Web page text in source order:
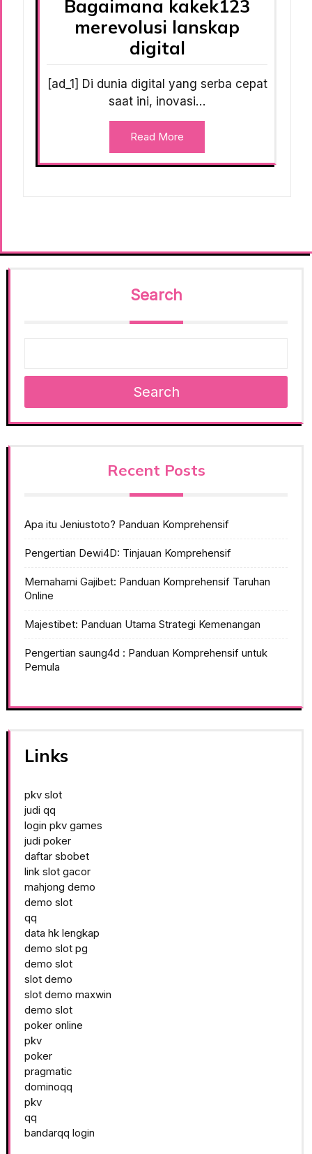
Bagaimana kakek123
merevolusi lanskap
digital
[ad_1] Di dunia digital yang serba cepat
saat ini, inovasi…
Read More
Search
Search
Recent Posts
Apa itu Jeniustoto? Panduan Komprehensif
Pengertian Dewi4D: Tinjauan Komprehensif
Memahami Gajibet: Panduan Komprehensif Taruhan
Online
Majestibet: Panduan Utama Strategi Kemenangan
Pengertian saung4d : Panduan Komprehensif untuk
Pemula
Links
pkv slot
judi qq
login pkv games
judi poker
daftar sbobet
link slot gacor
mahjong demo
demo slot
qq
data hk lengkap
demo slot pg
demo slot
slot demo
slot demo maxwin
demo slot
poker online
pkv
poker
pragmatic
dominoqq
pkv
qq
bandarqq login